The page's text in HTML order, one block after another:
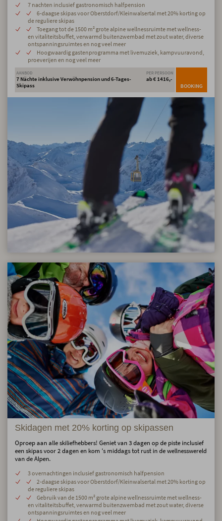
7 nachten inclusief gastronomisch halfpension
6-daagse skipas voor Oberstdorf/Kleinwalsertal met 20% korting op
de reguliere skipas
Toegang tot de 1500 m² grote alpine wellnessruimte met wellness-
en vitaliteitsbuffet, verwarmd buitenzwembad met zout water, diverse
ontspanningsruimtes en nog veel meer
Hoogwaardig gastenprogramma met livemuziek, kampvuuravond,
proeverijen en nog veel meer
AANBOD
7 Nächte inklusive Verwöhnpension und 6-Tages-
Skipass
PER PERSOON
ab € 1416,-
BOOKING
Skidagen met 20% korting op skipassen
Oproep aan alle skiliefhebbers! Geniet van 3 dagen op de piste inclusief
een skipas voor 2 dagen en kom 's middags tot rust in de wellnesswereld
van de Alpen.
3 overnachtingen inclusief gastronomisch halfpension
2-daagse skipas voor Oberstdorf/Kleinwalsertal met 20% korting op
de reguliere skipas
Gebruik van de 1500 m² grote alpine wellnessruimte met wellness-
en vitaliteitsbuffet, verwarmd buitenzwembad met zout water, diverse
ontspanningsruimtes en nog veel meer